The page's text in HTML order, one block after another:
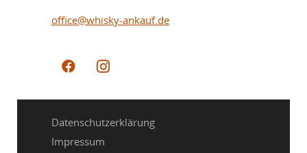
office@whisky-ankauf.de
Datenschutzerklärung
Impressum